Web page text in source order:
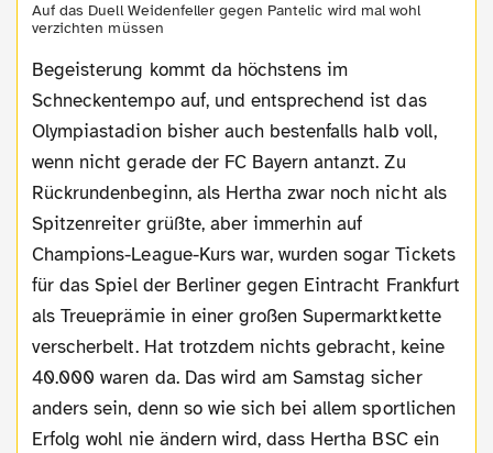
Auf das Duell Weidenfeller gegen Pantelic wird mal wohl
verzichten müssen
Begeisterung kommt da höchstens im
Schneckentempo auf, und entsprechend ist das
Olympiastadion bisher auch bestenfalls halb voll,
wenn nicht gerade der FC Bayern antanzt. Zu
Rückrundenbeginn, als Hertha zwar noch nicht als
Spitzenreiter grüßte, aber immerhin auf
Champions-League-Kurs war, wurden sogar Tickets
für das Spiel der Berliner gegen Eintracht Frankfurt
als Treueprämie in einer großen Supermarktkette
verscherbelt. Hat trotzdem nichts gebracht, keine
40.000 waren da. Das wird am Samstag sicher
anders sein, denn so wie sich bei allem sportlichen
Erfolg wohl nie ändern wird, dass Hertha BSC ein